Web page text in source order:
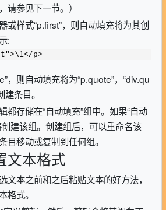
请参见下一节。）
或样式“p.first”，则自动填充将为其创
:
p>
，则自动填充将为“p.quote”，“div.qu
条目。
都存储在“自动填充”组中。如果“自动
建该组。创建组后，可以重命名该
目移动或复制到任何组。
文本格式
文本之前和之后粘贴文本的好方法，
格式。